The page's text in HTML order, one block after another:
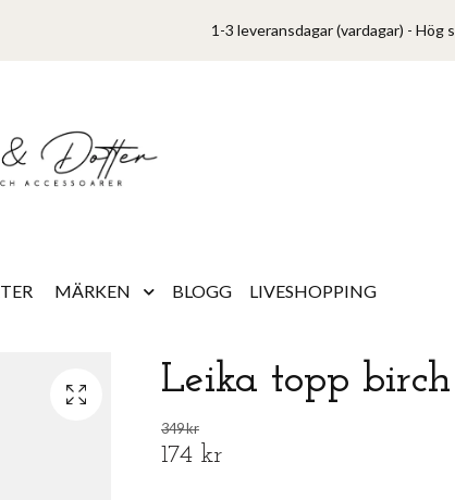
1-3 leveransdagar (vardagar) -
MÄRKEN BLOGG LIVESHOPPING
Leika topp birch
349 kr
174 kr